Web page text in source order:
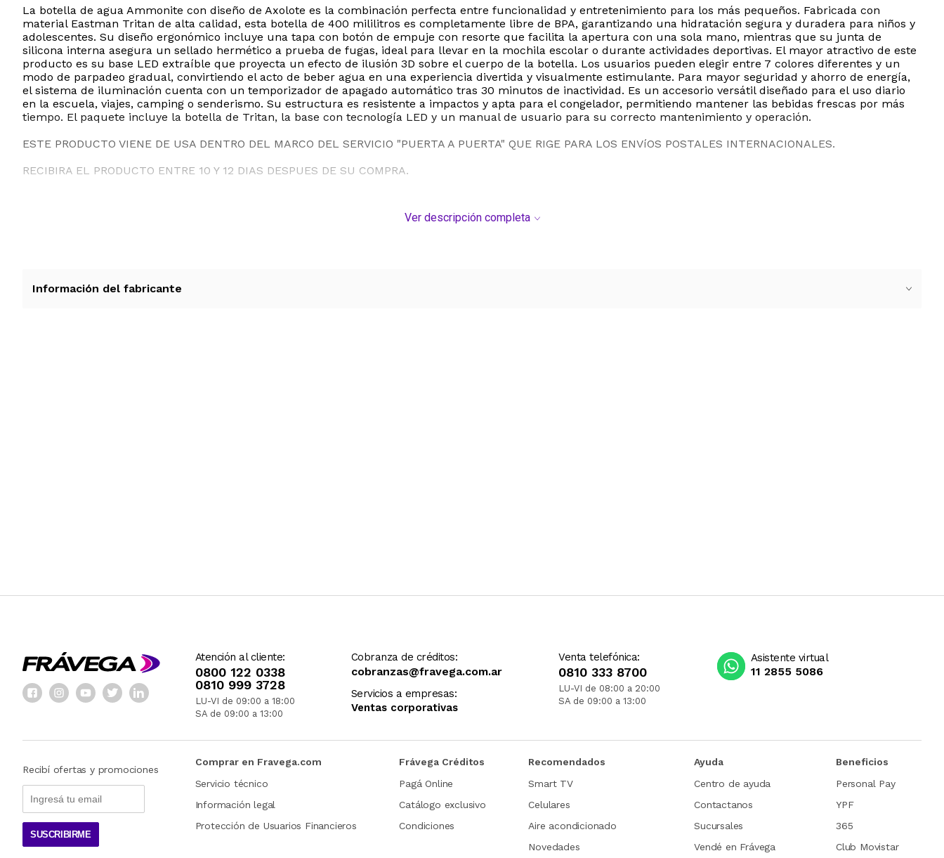
La botella de agua Ammonite con diseño de Axolote es la combinación perfecta entre funcionalidad y entretenimiento para los más pequeños. Fabricada con
material Eastman Tritan de alta calidad, esta botella de 400 mililitros es completamente libre de BPA, garantizando una hidratación segura y duradera para niños y
adolescentes. Su diseño ergonómico incluye una tapa con botón de empuje con resorte que facilita la apertura con una sola mano, mientras que su junta de
silicona interna asegura un sellado hermético a prueba de fugas, ideal para llevar en la mochila escolar o durante actividades deportivas. El mayor atractivo de este
producto es su base LED extraíble que proyecta un efecto de ilusión 3D sobre el cuerpo de la botella. Los usuarios pueden elegir entre 7 colores diferentes y un
modo de parpadeo gradual, convirtiendo el acto de beber agua en una experiencia divertida y visualmente estimulante. Para mayor seguridad y ahorro de energía,
el sistema de iluminación cuenta con un temporizador de apagado automático tras 30 minutos de inactividad. Es un accesorio versátil diseñado para el uso diario
en la escuela, viajes, camping o senderismo. Su estructura es resistente a impactos y apta para el congelador, permitiendo mantener las bebidas frescas por más
tiempo. El paquete incluye la botella de Tritan, la base con tecnología LED y un manual de usuario para su correcto mantenimiento y operación.
ESTE PRODUCTO VIENE DE USA DENTRO DEL MARCO DEL SERVICIO "PUERTA A PUERTA" QUE RIGE PARA LOS ENVíOS POSTALES INTERNACIONALES.
RECIBIRA EL PRODUCTO ENTRE 10 Y 12 DIAS DESPUES DE SU COMPRA.
Ver descripción completa
Información del fabricante
Atención al cliente:
0800 122 0338
0810 999 3728
LU-VI de 09:00 a 18:00
SA de 09:00 a 13:00
Cobranza de créditos:
cobranzas@fravega.com.ar
Servicios a empresas:
Ventas corporativas
Venta telefónica:
0810 333 8700
LU-VI de 08:00 a 20:00
SA de 09:00 a 13:00
Asistente virtual
11 2855 5086
Recibí ofertas y promociones
SUSCRIBIRME
Comprar en Fravega.com
Servicio técnico
Información legal
Protección de Usuarios Financieros
Frávega Créditos
Pagá Online
Catálogo exclusivo
Condiciones
Recomendados
Smart TV
Celulares
Aire acondicionado
Novedades
Ayuda
Centro de ayuda
Contactanos
Sucursales
Vendé en Frávega
Beneficios
Personal Pay
YPF
365
Club Movistar